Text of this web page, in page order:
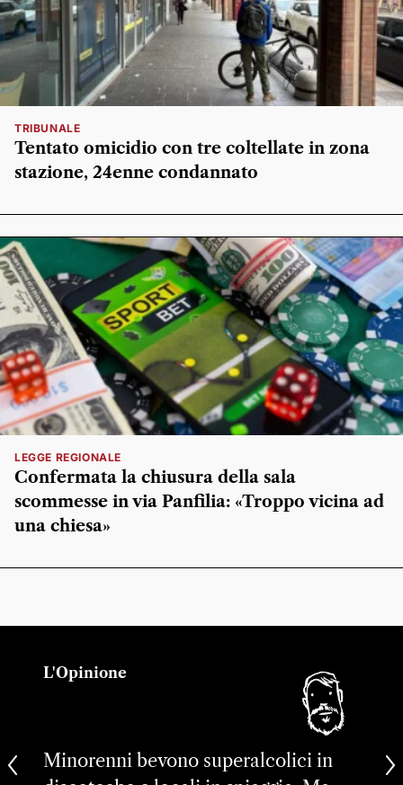
TRIBUNALE
Tentato omicidio con tre coltellate in zona
stazione, 24enne condannato
LEGGE REGIONALE
Confermata la chiusura della sala
scommesse in via Panfilia: «Troppo vicina ad
una chiesa»
L'Opinione
Minorenni bevono superalcolici in